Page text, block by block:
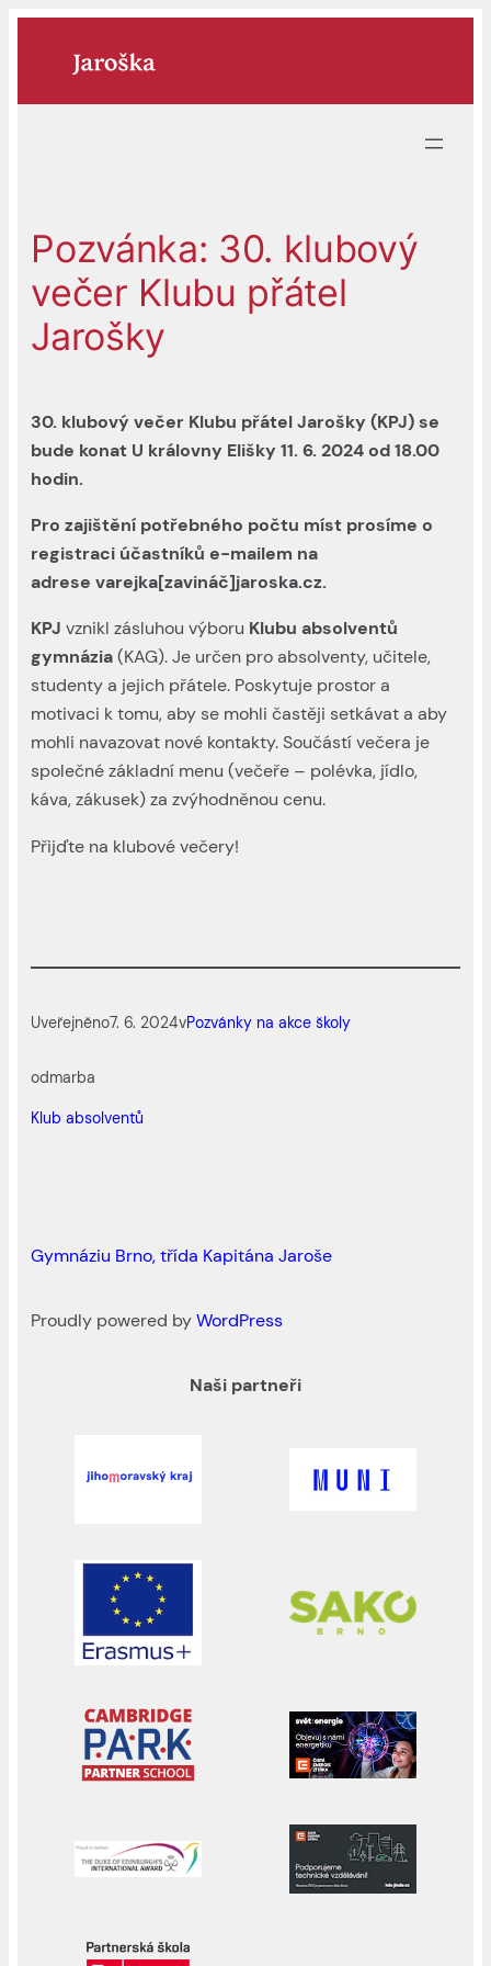
Pozvánka: 30. klubový
večer Klubu přátel
Jarošky
30. klubový večer Klubu přátel Jarošky (KPJ) se
bude konat U královny Elišky 11. 6. 2024 od 18.00
hodin.
Pro zajištění potřebného počtu míst prosíme o
registraci účastníků e-mailem na
adrese varejka[zavináč]jaroska.cz.
KPJ vznikl zásluhou výboru Klubu absolventů
gymnázia(KAG). Je určen pro absolventy, učitele,
studenty a jejich přátele. Poskytuje prostor a
motivaci k tomu, aby se mohli častěji setkávat a aby
mohli navazovat nové kontakty. Součástí večera je
společné základní menu (večeře – polévka, jídlo,
káva, zákusek) za zvýhodněnou cenu.
Přijďte na klubové večery!
Uveřejněno7. 6. 2024vPozvánky na akce školy
odmarba
Klub absolventů
Gymnáziu Brno, třída Kapitána Jaroše
Proudly powered byWordPress
Naši partneři